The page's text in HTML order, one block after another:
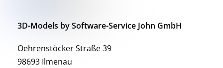
3D-Models by Software-Service John GmbH
Oehrenstöcker Straße 39
98693 Ilmenau